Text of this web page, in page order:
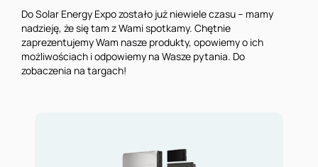
Do Solar Energy Expo zostało już niewiele czasu – mamy
nadzieję, że się tam z Wami spotkamy. Chętnie
zaprezentujemy Wam nasze produkty, opowiemy o ich
możliwościach i odpowiemy na Wasze pytania. Do
zobaczenia na targach!